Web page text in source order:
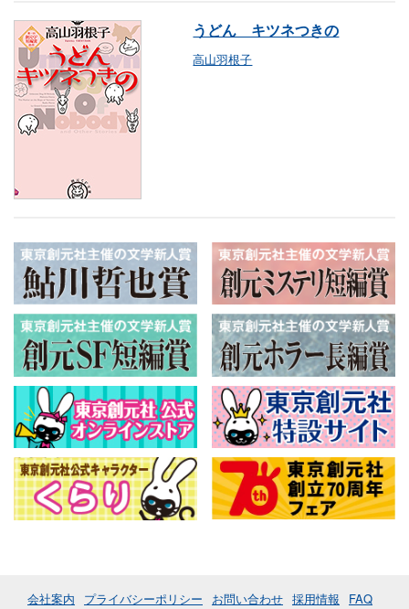
うどん キツネつきの
高山羽根子
会社案内 プライバシーポリシー お問い合わせ 採用情報 FAQ